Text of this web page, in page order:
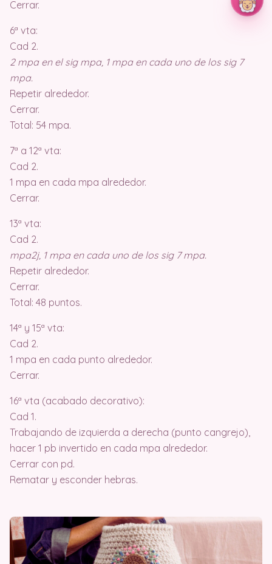
Cerrar.
6ª vta:
Cad 2.
2 mpa en el sig mpa, 1 mpa en cada uno de los sig 7
mpa.
Repetir alrededor.
Cerrar.
Total: 54 mpa.
7ª a 12ª vta:
Cad 2.
1 mpa en cada mpa alrededor.
Cerrar.
13ª vta:
Cad 2.
mpa2j, 1 mpa en cada uno de los sig 7 mpa.
Repetir alrededor.
Cerrar.
Total: 48 puntos.
14ª y 15ª vta:
Cad 2.
1 mpa en cada punto alrededor.
Cerrar.
16ª vta (acabado decorativo):
Cad 1.
Trabajando de izquierda a derecha (punto cangrejo),
hacer 1 pb invertido en cada mpa alrededor.
Cerrar con pd.
Rematar y esconder hebras.